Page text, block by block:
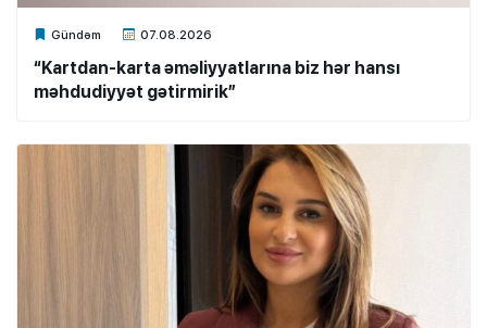
Gündəm 07.08.2026
Xalq.Online
“Kartdan-karta əməliyyatlarına biz hər hansı
məhdudiyyət gətirmirik”